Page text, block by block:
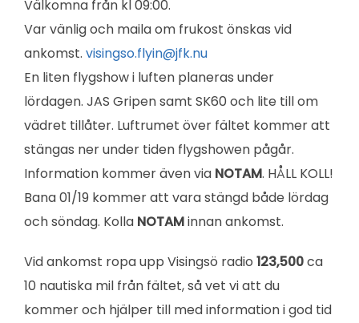
Välkomna från kl 09:00.
Var vänlig och maila om frukost önskas vid
ankomst. visingso.flyin@jfk.nu
En liten flygshow i luften planeras under
lördagen. JAS Gripen samt SK60 och lite till om
vädret tillåter. Luftrumet över fältet kommer att
stängas ner under tiden flygshowen pågår.
Information kommer även via NOTAM. HÅLL KOLL!
Bana 01/19 kommer att vara stängd både lördag
och söndag. Kolla NOTAMinnan ankomst.
Vid ankomst ropa upp Visingsö radio 123,500ca
10 nautiska mil från fältet, så vet vi att du
kommer och hjälper till med information i god tid